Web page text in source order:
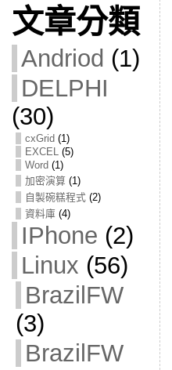
文章分類
Andriod (1)
DELPHI
(30)
cxGrid (1)
EXCEL(5)
Word (1)
加密演算(1)
自製碗糕程式(2)
資料庫(4)
IPhone (2)
Linux (56)
BrazilFW
(3)
BrazilFW